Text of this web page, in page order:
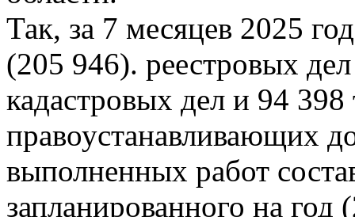
Так, за 7 месяцев 2025
(205 946). реестровых
кадастровых дел и 94 398
правоустанавливающих
выполненных работ
запланированного на год